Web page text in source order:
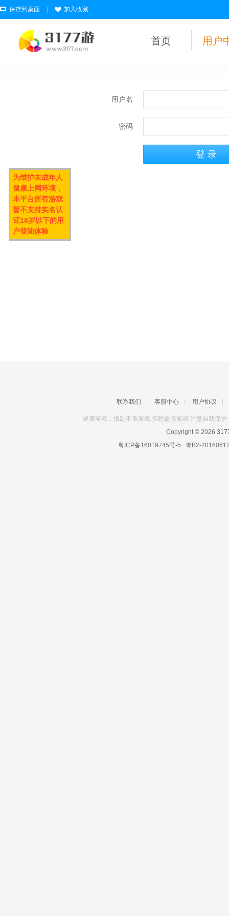
保存到桌面 加入收藏
首页 用户
用户名
密码
联系我们 客服中心 用户协议
健康游戏：抵制不良游戏 拒绝盗版游戏 注意自我保
Copyright © 2026
粤ICP备16019745号-5 粤B2-
为维护未成年人
健康上网环境，
本平台所有游戏
暂不支持实名认
证18岁以下的用
户登陆体验